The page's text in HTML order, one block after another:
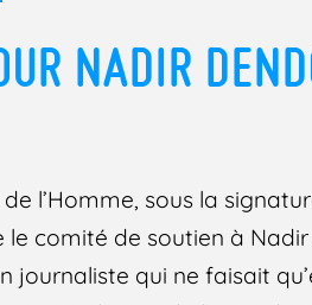
NADIR
l’Homme, sous la
comité de soutien à
journaliste qui ne faisait